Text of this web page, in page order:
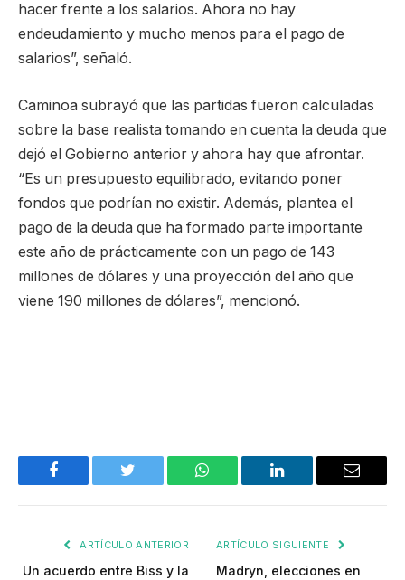
hacer frente a los salarios. Ahora no hay
endeudamiento y mucho menos para el pago de
salarios”, señaló.
Caminoa subrayó que las partidas fueron calculadas
sobre la base realista tomando en cuenta la deuda que
dejó el Gobierno anterior y ahora hay que afrontar.
“Es un presupuesto equilibrado, evitando poner
fondos que podrían no existir. Además, plantea el
pago de la deuda que ha formado parte importante
este año de prácticamente con un pago de 143
millones de dólares y una proyección del año que
viene 190 millones de dólares”, mencionó.
Facebook Twitter WhatsApp LinkedIn Email
ARTÍCULO ANTERIOR
Un acuerdo entre Biss y la
ARTÍCULO SIGUIENTE
Madryn, elecciones en